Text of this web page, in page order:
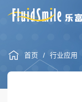
首页 / 行业应用